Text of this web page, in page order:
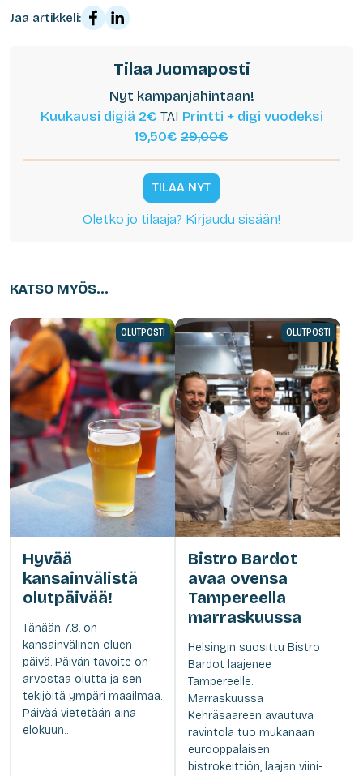
Jaa artikkeli:
Tilaa Juomaposti
Nyt kampanjahintaan!
Kuukausi digiä 2€ TAI Printti + digi vuodeksi
19,50€ 29,00€
TILAA NYT
Oletko jo tilaaja? Kirjaudu sisään!
KATSO MYÖS...
OLUTPOSTI
Hyvää
kansainvälistä
olutpäivää!
Tänään 7.8. on
kansainvälinen oluen
päivä. Päivän tavoite on
arvostaa olutta ja sen
tekijöitä ympäri maailmaa.
Päivää vietetään aina
elokuun...
OLUTPOSTI
Bistro Bardot
avaa ovensa
Tampereella
marraskuussa
Helsingin suosittu Bistro
Bardot laajenee
Tampereelle.
Marraskuussa
Kehräsaareen avautuva
ravintola tuo mukanaan
eurooppalaisen
bistrokeittiön, laajan viini-